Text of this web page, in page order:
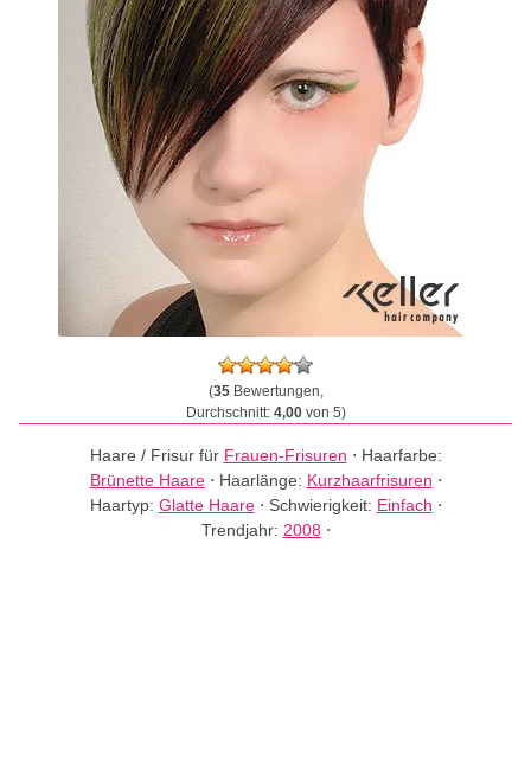
(35Bewertungen,
Durchschnitt: 4,00von 5)
Haare / Frisur für Frauen-Frisuren ⋅ Haarfarbe:
Brünette Haare⋅ Haarlänge: Kurzhaarfrisuren ⋅
Haartyp: Glatte Haare⋅ Schwierigkeit: Einfach ⋅
Trendjahr: 2008 ⋅